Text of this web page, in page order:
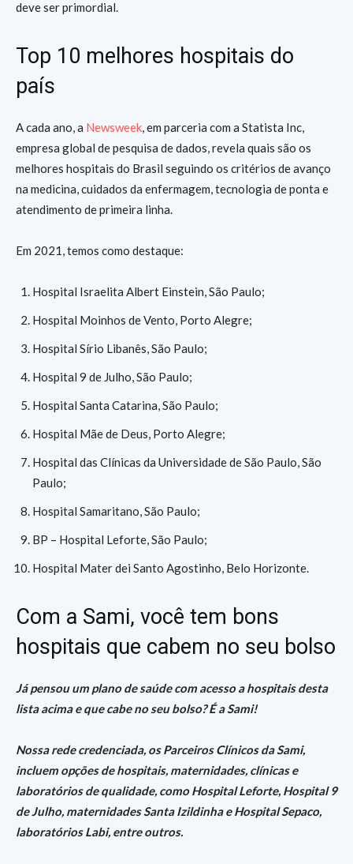
deve ser primordial.
Top 10 melhores hospitais do
país
A cada ano, a Newsweek, em parceria com a Statista Inc,
empresa global de pesquisa de dados, revela quais são os
melhores hospitais do Brasil seguindo os critérios de avanço
na medicina, cuidados da enfermagem, tecnologia de ponta e
atendimento de primeira linha.
Em 2021, temos como destaque:
Hospital Israelita Albert Einstein, São Paulo;
Hospital Moinhos de Vento, Porto Alegre;
Hospital Sírio Libanês, São Paulo;
Hospital 9 de Julho, São Paulo;
Hospital Santa Catarina, São Paulo;
Hospital Mãe de Deus, Porto Alegre;
Hospital das Clínicas da Universidade de São Paulo, São
Paulo;
Hospital Samaritano, São Paulo;
BP – Hospital Leforte, São Paulo;
Hospital Mater dei Santo Agostinho, Belo Horizonte.
Com a Sami, você tem bons
hospitais que cabem no seu bolso
Já pensou um plano de saúde com acesso a hospitais desta
lista acima e que cabe no seu bolso? É a Sami!
Nossa rede credenciada, os Parceiros Clínicos da Sami,
incluem opções de hospitais, maternidades, clínicas e
laboratórios de qualidade, como Hospital Leforte, Hospital 9
de Julho, maternidades Santa Izildinha e Hospital Sepaco,
laboratórios Labi, entre outros.